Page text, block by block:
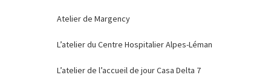
Atelier de Margency
L’atelier du Centre Hospitalier Alpes-Léman
L’atelier de l’accueil de jour Casa Delta 7